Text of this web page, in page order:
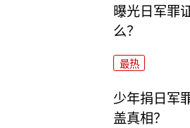
曝光日军罪
么？
最热
少年捐日军
盖真相？